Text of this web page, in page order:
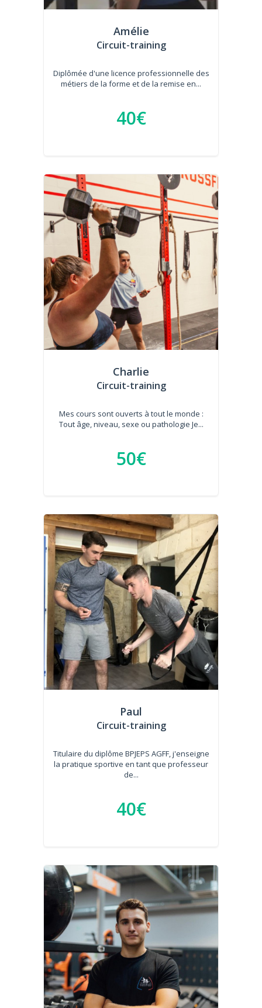
Amélie
Circuit-training
Diplômée d'une licence professionnelle des
métiers de la forme et de la remise en...
40€
Charlie
Circuit-training
Mes cours sont ouverts à tout le monde :
Tout âge, niveau, sexe ou pathologie Je...
50€
Paul
Circuit-training
Titulaire du diplôme BPJEPS AGFF, j'enseigne
la pratique sportive en tant que professeur
de...
40€